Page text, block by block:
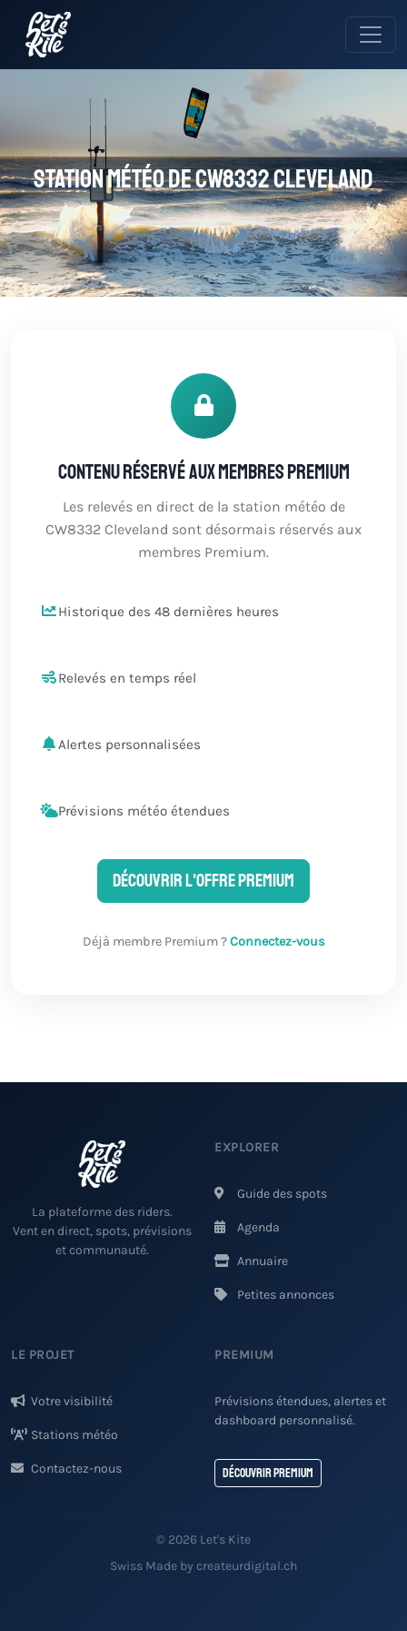
Station météo de CW8332 Cleveland
Contenu réservé aux membres Premium
Les relevés en direct de la station météo de
CW8332 Cleveland sont désormais réservés aux
membres Premium.
Historique des 48 dernières heures
Relevés en temps réel
Alertes personnalisées
Prévisions météo étendues
Découvrir l'offre Premium
Déjà membre Premium ?Connectez-vous
La plateforme des riders.
Vent en direct, spots, prévisions
et communauté.
EXPLORER
Guide des spots
Agenda
Annuaire
Petites annonces
LE PROJET
Votre visibilité
Stations météo
Contactez-nous
PREMIUM
Prévisions étendues, alertes et
dashboard personnalisé.
Découvrir Premium
© 2026 Let's Kite
Swiss Made by createurdigital.ch